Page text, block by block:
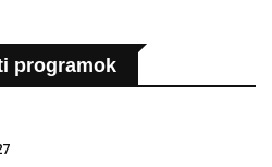
programok